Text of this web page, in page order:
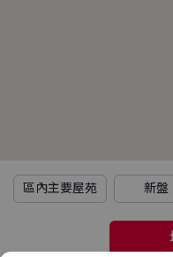
區內主要屋苑 新盤